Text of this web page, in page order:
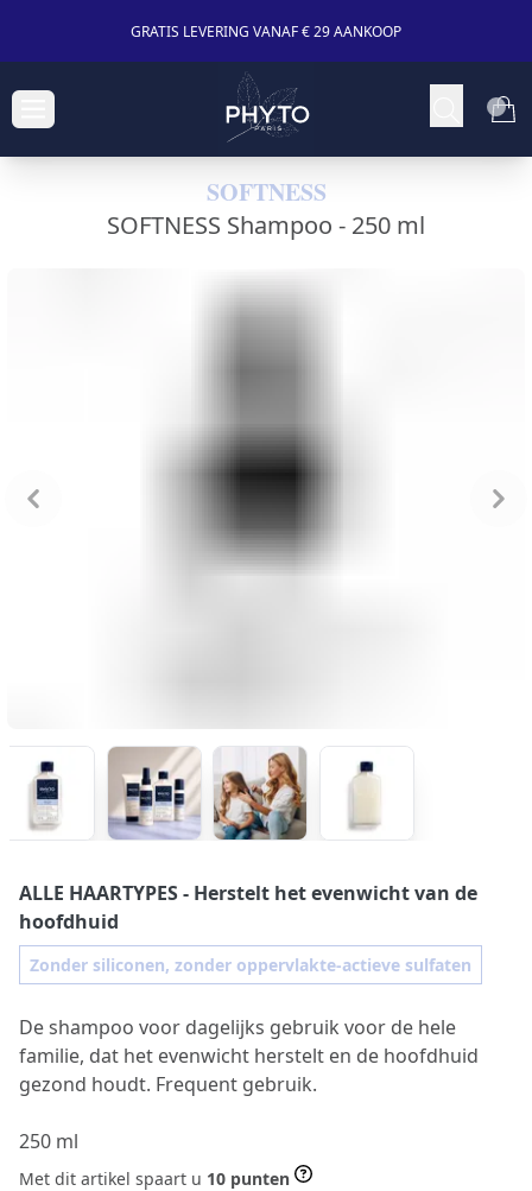
GRATIS LEVERING VANAF € 29 AANKOOP
SOFTNESS
SOFTNESS Shampoo - 250 ml
ALLE HAARTYPES- Herstelt het evenwicht van de
hoofdhuid
Zonder siliconen, zonder oppervlakte-actieve sulfaten
De shampoo voor dagelijks gebruik voor de hele
familie, dat het evenwicht herstelt en de hoofdhuid
gezond houdt. Frequent gebruik.
250 ml
Met dit artikel spaart u 10 punten